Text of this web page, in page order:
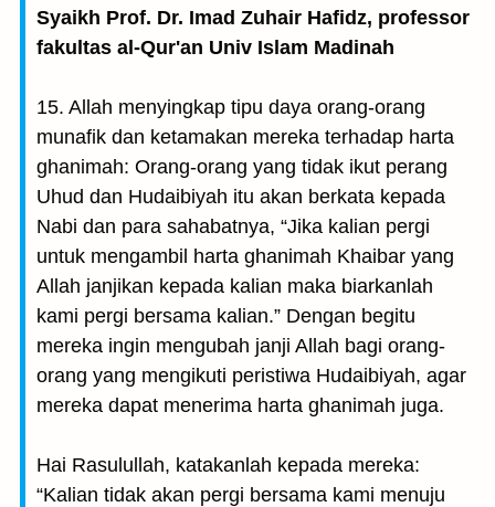
Syaikh Prof. Dr. Imad Zuhair Hafidz, professor
fakultas al-Qur'an Univ Islam Madinah
15. Allah menyingkap tipu daya orang-orang
munafik dan ketamakan mereka terhadap harta
ghanimah: Orang-orang yang tidak ikut perang
Uhud dan Hudaibiyah itu akan berkata kepada
Nabi dan para sahabatnya, “Jika kalian pergi
untuk mengambil harta ghanimah Khaibar yang
Allah janjikan kepada kalian maka biarkanlah
kami pergi bersama kalian.” Dengan begitu
mereka ingin mengubah janji Allah bagi orang-
orang yang mengikuti peristiwa Hudaibiyah, agar
mereka dapat menerima harta ghanimah juga.
Hai Rasulullah, katakanlah kepada mereka:
“Kalian tidak akan pergi bersama kami menuju